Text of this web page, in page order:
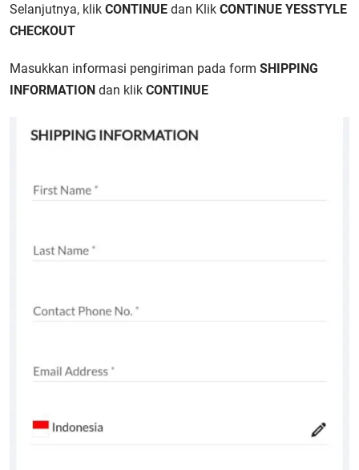
Selanjutnya, klik CONTINUE dan Klik CONTINUE YESSTYLE
CHECKOUT
Masukkan informasi pengiriman pada form SHIPPING
INFORMATION dan klik CONTINUE